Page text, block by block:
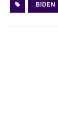
BIDEN